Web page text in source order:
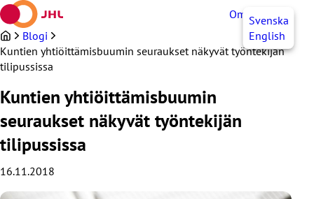
Siirry
sisältöön
OmaJHLSvenska
English
Blogi
Kuntien yhtiöittämisbuumin seuraukset näkyvät työntekijän
tilipussissa
Kuntien yhtiöittämisbuumin
seuraukset näkyvät työntekijän
tilipussissa
16.11.2018